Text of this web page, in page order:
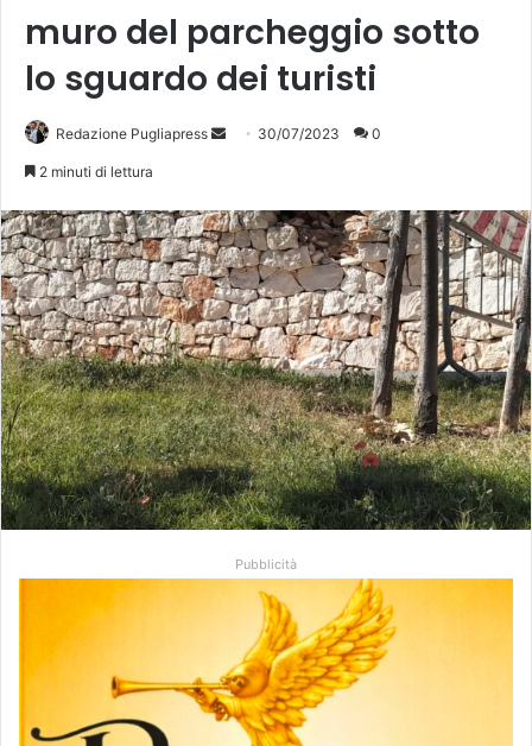
muro del parcheggio sotto
lo sguardo dei turisti
Redazione Pugliapress
Invia 30/07/2023 0
2 minuti di lettura
Pubblicità